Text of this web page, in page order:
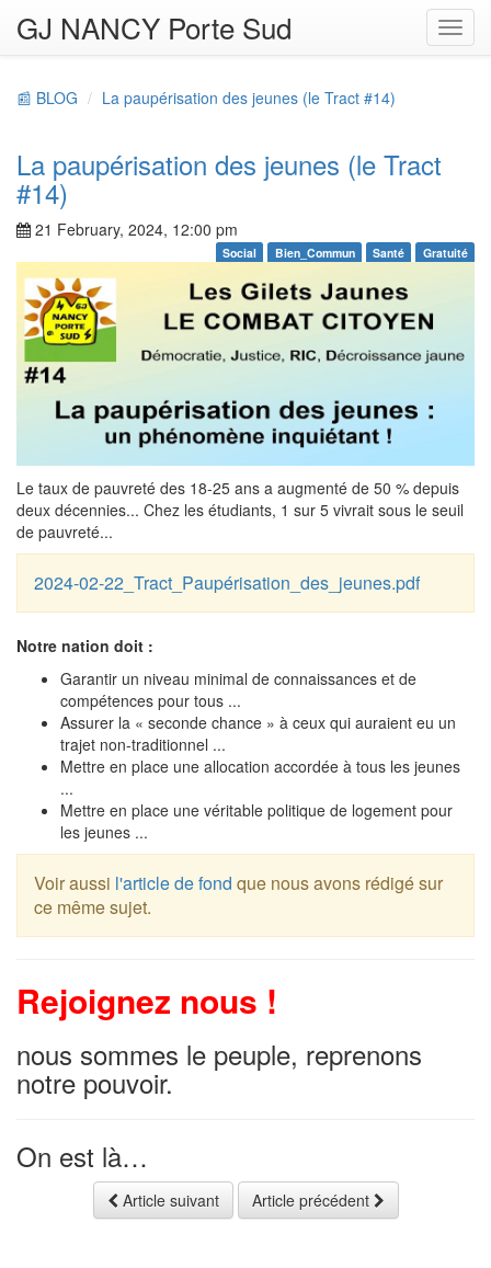
GJ NANCY Porte Sud
📰 BLOG La paupérisation des jeunes (le Tract #14)
La paupérisation des jeunes (le Tract
#14)
21 February, 2024, 12:00 pm
Social Bien_Commun Santé Gratuité
Le taux de pauvreté des 18-25 ans a augmenté de 50 % depuis
deux décennies... Chez les étudiants, 1 sur 5 vivrait sous le seuil
de pauvreté...
2024-02-22_Tract_Paupérisation_des_jeunes.pdf
Notre nation doit :
Garantir un niveau minimal de connaissances et de
compétences pour tous ...
Assurer la « seconde chance » à ceux qui auraient eu un
trajet non-traditionnel ...
Mettre en place une allocation accordée à tous les jeunes
...
Mettre en place une véritable politique de logement pour
les jeunes ...
Voir aussi l'article de fond que nous avons rédigé sur
ce même sujet.
Rejoignez nous !
nous sommes le peuple, reprenons
notre pouvoir.
On est là…
Article suivant Article précédent